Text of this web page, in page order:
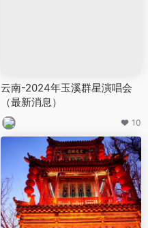
云南-2024年玉溪群星演唱会
（最新消息）
10